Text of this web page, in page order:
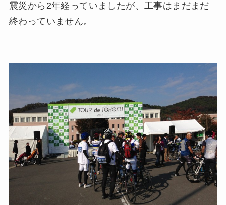
震災から2年経っていましたが、工事はまだまだ
終わっていません。